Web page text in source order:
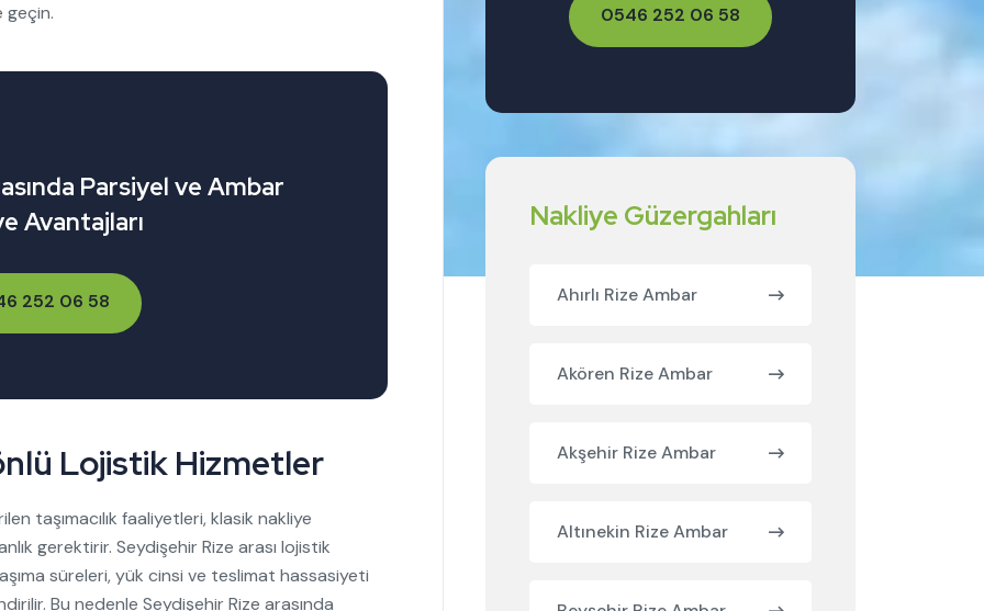
geçin.
Parsiyel ve Ambar
Avantajları
252 06 58
Lojistik Hizmetler
taşımacılık faaliyetleri, klasik nakliye
gerektirir. Seydişehir Rize arası lojistik
süreleri, yük cinsi ve teslimat hassasiyeti
Bu nedenle Seydişehir Rize arasında
0546 252 06 58
Nakliye Güzergahları
Ahırlı Rize Ambar
Akören Rize Ambar
Akşehir Rize Ambar
Altınekin Rize Ambar